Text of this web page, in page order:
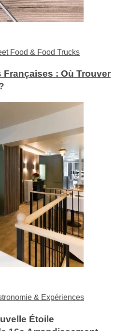
Food & Food Trucks
: Où Trouver
& Expériences
Étoile